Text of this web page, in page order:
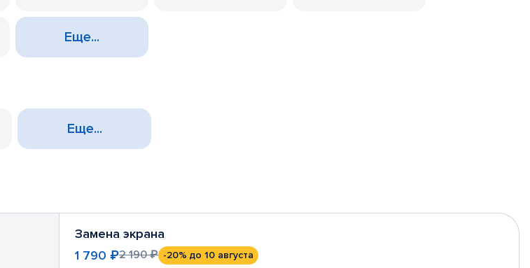
Еще...
Еще...
Замена экрана
1 790 ₽2 190 ₽ -20% до 10 августа